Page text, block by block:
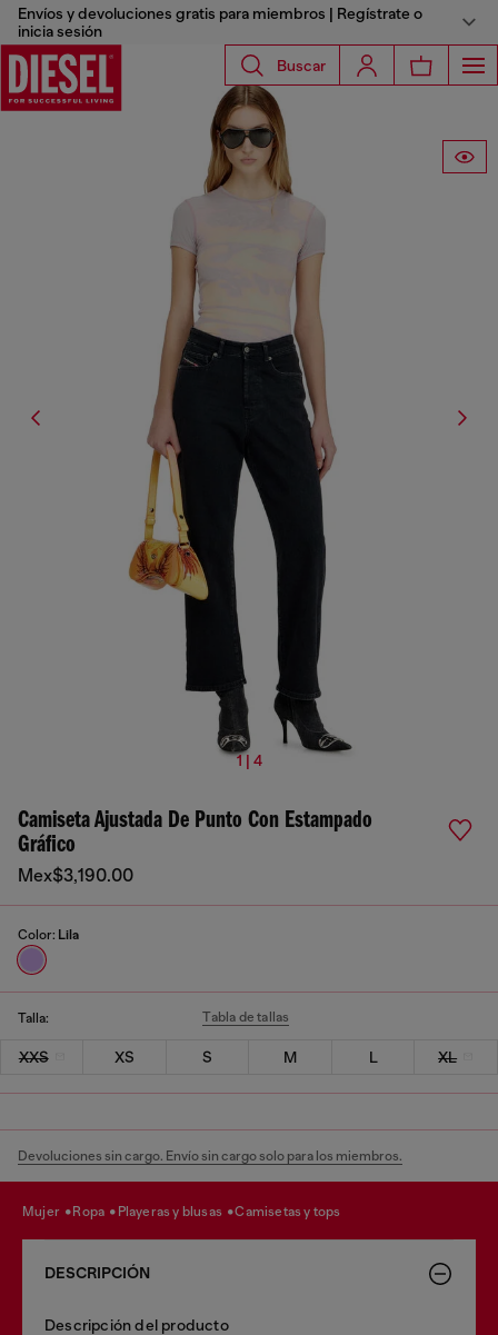
Envíos y devoluciones gratis para miembros | Regístrate o
inicia sesión
Buscar
1 | 4
Camiseta Ajustada De Punto Con Estampado
Gráfico
Mex$3,190.00
Color: Lila
Talla: Tabla de tallas
XXS XS S M L XL
Devoluciones sin cargo. Envío sin cargo solo para los miembros.
mujer ropa playeras y blusas camisetas y tops
DESCRIPCIÓN
Descripción del producto